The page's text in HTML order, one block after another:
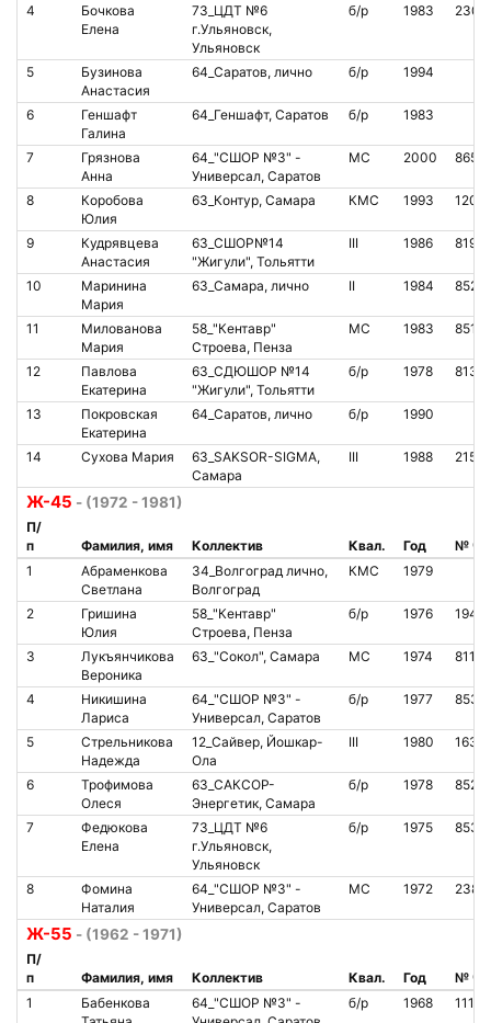
4
Бочкова
Елена
73_ЦДТ №6
г.Ульяновск,
Ульяновск
б/р 1983
5
Бузинова
Анастасия
64_Саратов, лично б/р 1994
6
Геншафт
Галина
64_Геншафт, Саратов б/р 1983
7
Грязнова
Анна
64_"СШОР №3" -
Универсал, Саратов
МС 2000
8
Коробова
Юлия
63_Контур, Самара КМС 1993
9
Кудрявцева
Анастасия
63_СШОР№14
"Жигули", Тольятти
III 1986
10
Маринина
Мария
63_Самара, лично II 1984
11
Милованова
Мария
58_"Кентавр"
Строева, Пенза
МС 1983
12
Павлова
Екатерина
63_СДЮШОР №14
"Жигули", Тольятти
б/р 1978
13
Покровская
Екатерина
64_Саратов, лично б/р 1990
14 Сухова Мария
63_SAKSOR-SIGMA,
Самара
III 1988
Ж-45 - (1972 - 1981)
П/
п
Фамилия, имя Коллектив Квал. Год
№
1
Абраменкова
Светлана
34_Волгоград лично,
Волгоград
КМС 1979
2
Гришина
Юлия
58_"Кентавр"
Строева, Пенза
б/р 1976
3
Лукъянчикова
Вероника
63_"Сокол", Самара МС 1974
4
Никишина
Лариса
64_"СШОР №3" -
Универсал, Саратов
б/р 1977
5
Стрельникова
Надежда
12_Сайвер, Йошкар-
Ола
III 1980
6
Трофимова
Олеся
63_САКСОР-
Энергетик, Самара
б/р 1978
7
Федюкова
Елена
73_ЦДТ №6
г.Ульяновск,
Ульяновск
б/р 1975
8
Фомина
Наталия
64_"СШОР №3" -
Универсал, Саратов
МС 1972
Ж-55 - (1962 - 1971)
П/
п
Фамилия, имя Коллектив Квал. Год
№
1
Бабенкова
64_"СШОР №3" -
б/р 1968